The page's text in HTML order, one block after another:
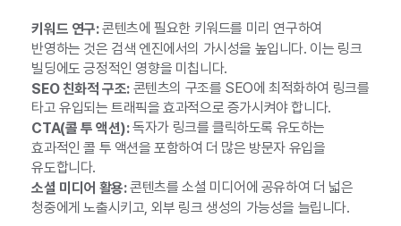
키워드 연구:콘텐츠에 필요한 키워드를 미리 연구하여
반영하는 것은 검색 엔진에서의 가시성을 높입니다. 이는 링크
빌딩에도 긍정적인 영향을 미칩니다.
SEO 친화적 구조:콘텐츠의 구조를 SEO에 최적화하여 링크를
타고 유입되는 트래픽을 효과적으로 증가시켜야 합니다.
CTA(콜 투 액션):독자가 링크를 클릭하도록 유도하는
효과적인 콜 투 액션을 포함하여 더 많은 방문자 유입을
유도합니다.
소셜 미디어 활용:콘텐츠를 소셜 미디어에 공유하여 더 넓은
청중에게 노출시키고, 외부 링크 생성의 가능성을 늘립니다.